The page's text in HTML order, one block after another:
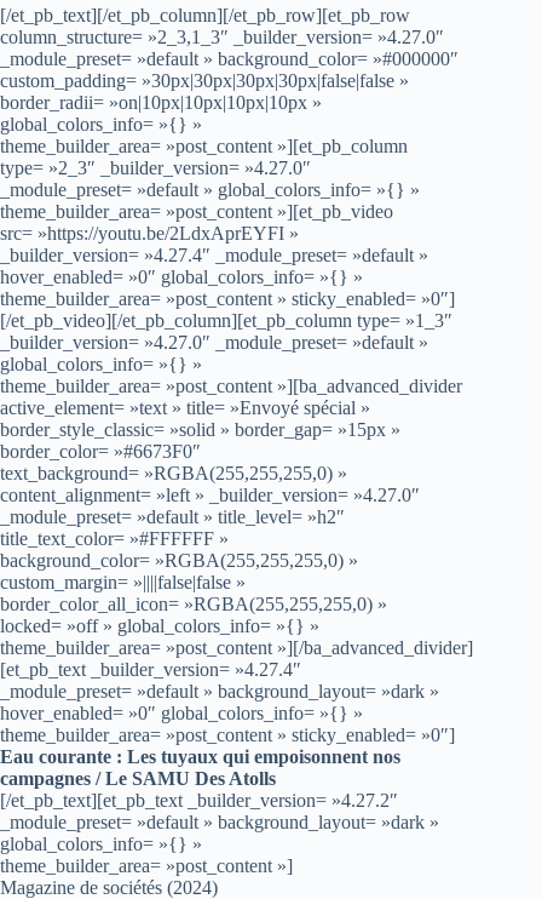
[/et_pb_text][/et_pb_column][/et_pb_row][et_pb_row
column_structure= »2_3,1_3″ _builder_version= »4.27.0″
_module_preset= »default » background_color= »#000000″
custom_padding= »30px|30px|30px|30px|false|false »
border_radii= »on|10px|10px|10px|10px »
global_colors_info= »{} »
theme_builder_area= »post_content »][et_pb_column
type= »2_3″ _builder_version= »4.27.0″
_module_preset= »default » global_colors_info= »{} »
theme_builder_area= »post_content »][et_pb_video
src= »https://youtu.be/2LdxAprEYFI »
_builder_version= »4.27.4″ _module_preset= »default »
hover_enabled= »0″ global_colors_info= »{} »
theme_builder_area= »post_content » sticky_enabled= »0″]
[/et_pb_video][/et_pb_column][et_pb_column type= »1_3″
_builder_version= »4.27.0″ _module_preset= »default »
global_colors_info= »{} »
theme_builder_area= »post_content »][ba_advanced_divider
active_element= »text » title= »Envoyé spécial »
border_style_classic= »solid » border_gap= »15px »
border_color= »#6673F0″
text_background= »RGBA(255,255,255,0) »
content_alignment= »left » _builder_version= »4.27.0″
_module_preset= »default » title_level= »h2″
title_text_color= »#FFFFFF »
background_color= »RGBA(255,255,255,0) »
custom_margin= »||||false|false »
border_color_all_icon= »RGBA(255,255,255,0) »
locked= »off » global_colors_info= »{} »
theme_builder_area= »post_content »][/ba_advanced_divider]
[et_pb_text _builder_version= »4.27.4″
_module_preset= »default » background_layout= »dark »
hover_enabled= »0″ global_colors_info= »{} »
theme_builder_area= »post_content » sticky_enabled= »0″]
Eau courante : Les tuyaux qui empoisonnent nos
campagnes / Le SAMU Des Atolls
[/et_pb_text][et_pb_text _builder_version= »4.27.2″
_module_preset= »default » background_layout= »dark »
global_colors_info= »{} »
theme_builder_area= »post_content »]
Magazine de sociétés (2024)